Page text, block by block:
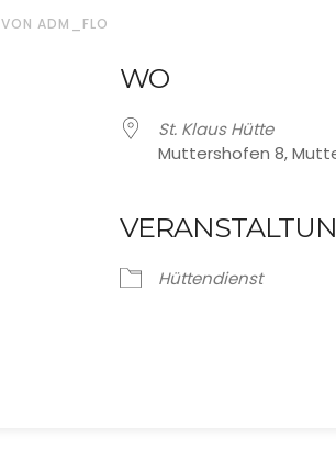
VON ADM_FLO
Google Kalender
WO
St. Klaus Hütte
Muttershofen 8,
Hüttendienst